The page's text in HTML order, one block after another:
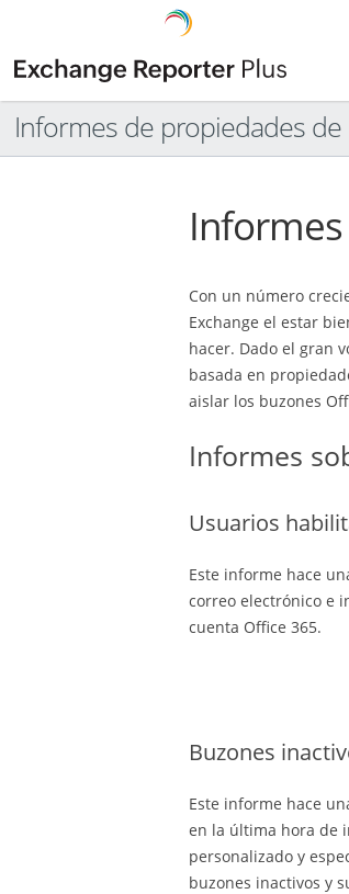
Informes de propiedades
Con un número
Exchange el estar
hacer. Dado el gran
basada en
aislar los buzones
Informes
Usuarios
Este informe hace
correo electrónico e
cuenta Office 365.
Buzones
Este informe hace
en la última hora de
personalizado y
buzones inactivos y